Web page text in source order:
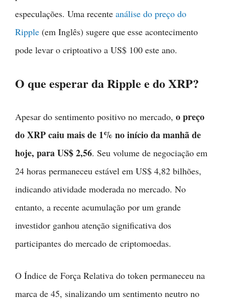
especulações. Uma recente análise do preço do
Ripple (em Inglês) sugere que esse acontecimento
pode levar o criptoativo a US$ 100 este ano.
O que esperar da Ripple e do XRP?
Apesar do sentimento positivo no mercado, o preço
do XRP caiu mais de 1% no início da manhã de
hoje, para US$ 2,56. Seu volume de negociação em
24 horas permaneceu estável em US$ 4,82 bilhões,
indicando atividade moderada no mercado. No
entanto, a recente acumulação por um grande
investidor ganhou atenção significativa dos
participantes do mercado de criptomoedas.
O Índice de Força Relativa do token permaneceu na
marca de 45, sinalizando um sentimento neutro no